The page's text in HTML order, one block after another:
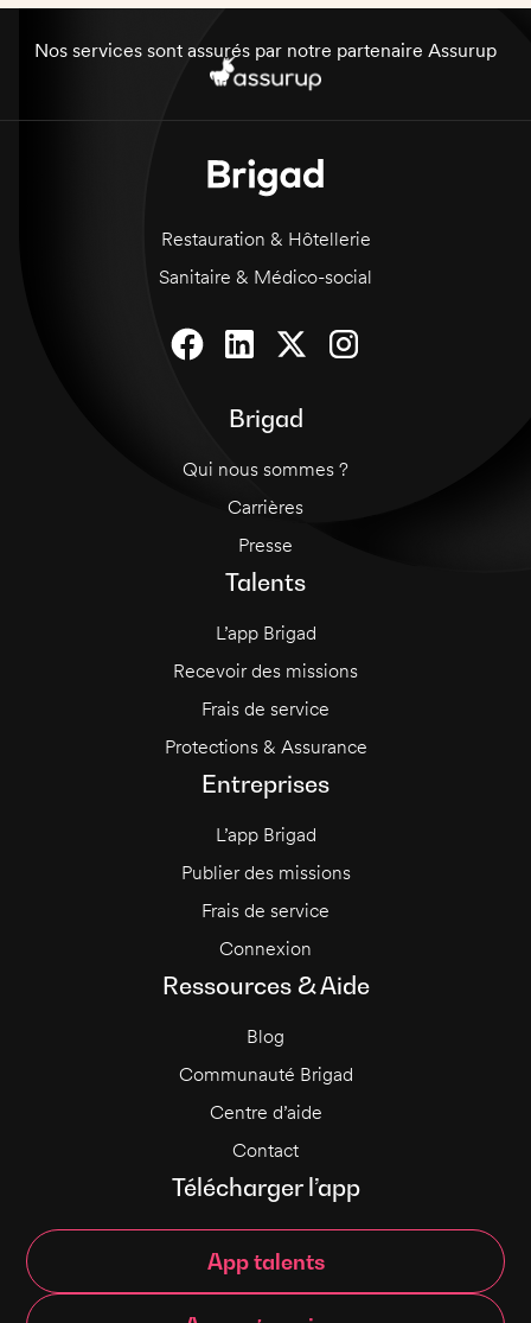
Une belle opportunité de participer à des
évènements prestigieux !
Nos services sont assurés par notre partenaire Assurup
Restauration & Hôtellerie
Sanitaire & Médico-social
Brigad
Qui nous sommes ?
Carrières
Presse
Talents
L’app Brigad
Recevoir des missions
Frais de service
Protections & Assurance
Entreprises
L’app Brigad
Publier des missions
Frais de service
Connexion
Ressources & Aide
Blog
Communauté Brigad
Centre d’aide
Contact
Télécharger l’app
App talents